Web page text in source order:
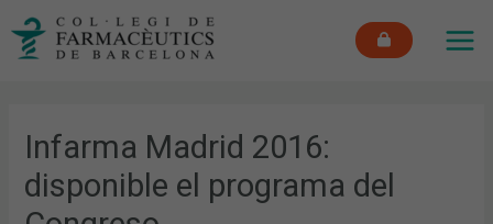
Infarma Madrid 2016:
disponible el programa del